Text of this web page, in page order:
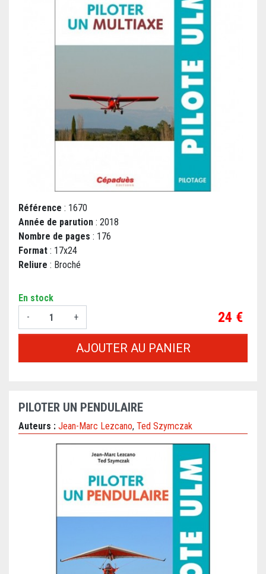
Référence : 1670
Année de parution : 2018
Nombre de pages : 176
Format : 17x24
Reliure : Broché
En stock
-
+ Prix
24 €
AJOUTER AU PANIER
PILOTER UN PENDULAIRE
Auteurs : Jean-Marc Lezcano, Ted Szymczak